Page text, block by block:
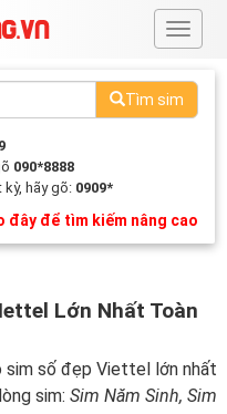
#
Tìm sim
090*8888
hãy gõ: 0909*
đây để tìm kiếm nâng cao
Lớn Nhất Toàn
số đẹp Viettel lớn nhất
sim: Sim Năm Sinh, Sim